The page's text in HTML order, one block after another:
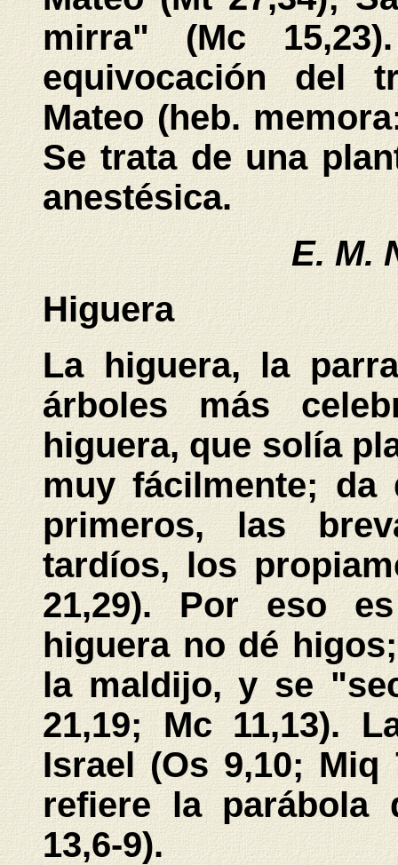
mirra" (Mc
equivocación del
Mateo (heb.
Se trata de una
anestésica.
E. M.
Higuera
La higuera, la
árboles más
higuera, que solía
muy fácilmente;
primeros, las
tardíos, los
21,29). Por eso
higuera no dé
la maldijo, y se
21,19; Mc 11,13).
Israel (Os 9,10;
refiere la parábola
13,6-9).